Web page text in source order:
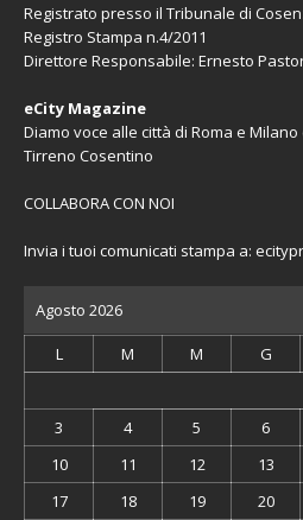
Registrato presso il Tribunale di
Registro Stampa n.4/2011
Direttore Responsabile: Ernesto
eCity Magazine
Diamo voce alle città di Roma e
Tirreno Cosentino
COLLABORA CON NOI
Invia i tuoi comunicati stampa a:
Agosto 2026
L M M G
3
4 5 6
10
11 12 13
17
18 19 20